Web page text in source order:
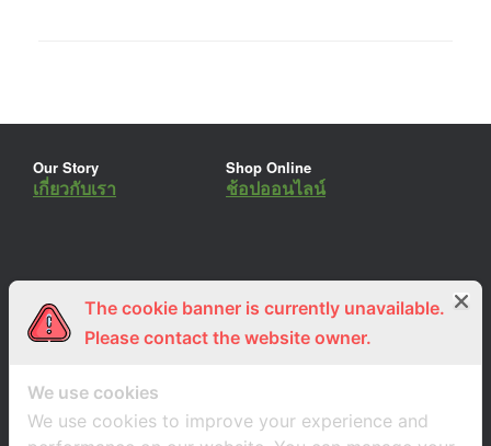
Our Story
เกี่ยวกับเรา
Shop Online
ช้อปออนไลน์
ร่วมงานกับเรา
สมัครงาน
Lemon Farm Cafe
ร้านอาหารอินทรีย์
The cookie banner is currently unavailable.
Please contact the website owner.
We use cookies
We use cookies to improve your experience and